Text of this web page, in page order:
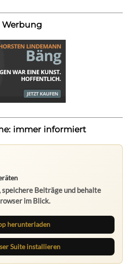
Werbung
immer informiert
Beiträge und behalte
im Blick.
herunterladen
Suite installieren